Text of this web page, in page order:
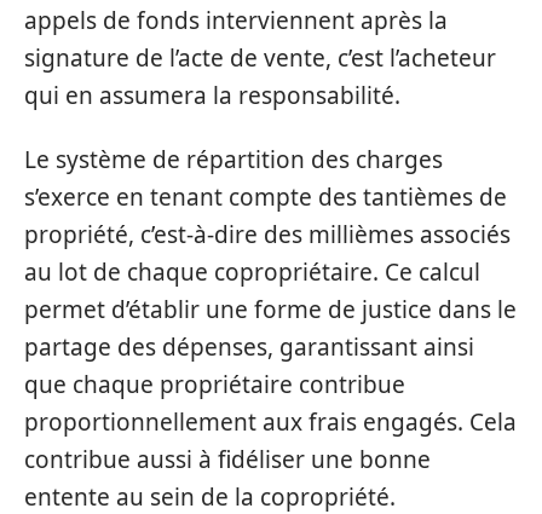
appels de fonds interviennent après la
signature de l’acte de vente, c’est l’acheteur
qui en assumera la responsabilité.
Le système de répartition des charges
s’exerce en tenant compte des tantièmes de
propriété, c’est-à-dire des millièmes associés
au lot de chaque copropriétaire. Ce calcul
permet d’établir une forme de justice dans le
partage des dépenses, garantissant ainsi
que chaque propriétaire contribue
proportionnellement aux frais engagés. Cela
contribue aussi à fidéliser une bonne
entente au sein de la copropriété.